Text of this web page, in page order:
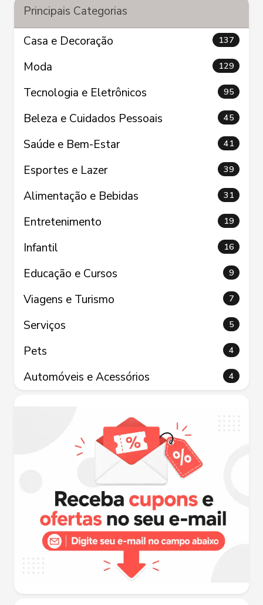
Principais Categorias
Casa e Decoração
137
Moda 129
Tecnologia e Eletrônicos 95
Beleza e Cuidados Pessoais 45
Saúde e Bem-Estar 41
Esportes e Lazer 39
Alimentação e Bebidas 31
Entretenimento 19
Infantil 16
Educação e Cursos 9
Viagens e Turismo 7
Serviços 5
Pets 4
Automóveis e Acessórios 4